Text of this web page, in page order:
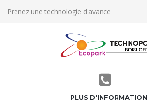
Prenez une technologie d'avance
PLUS D'INFORMATION